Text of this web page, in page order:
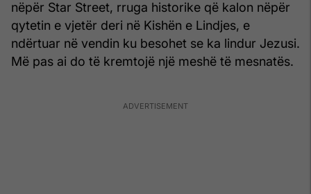
nëpër Star Street, rruga historike që kalon nëpër
qytetin e vjetër deri në Kishën e Lindjes, e
ndërtuar në vendin ku besohet se ka lindur Jezusi.
Më pas ai do të kremtojë një meshë të mesnatës.